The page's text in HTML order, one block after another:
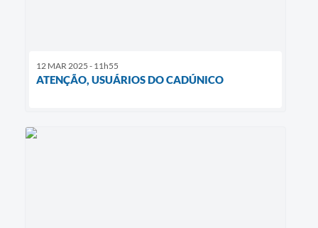
12 MAR 2025 - 11h55
ATENÇÃO, USUÁRIOS DO CADÚNICO